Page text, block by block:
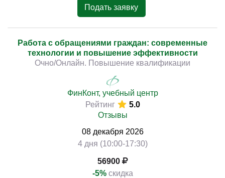
Подать заявку
Работа с обращениями граждан: современные
технологии и повышение эффективности
Очно/Онлайн. Повышение квалификации
ФинКонт, учебный центр
Рейтинг
5.0
Отзывы
08 декабря 2026
4 дня (10:00-17:30)
56900
-5% скидка